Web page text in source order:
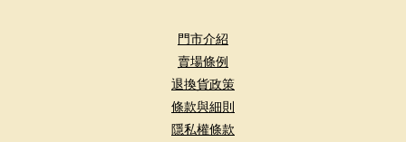
門市介紹
賣場條例
退換貨政策
條款與細則
隱私權條款